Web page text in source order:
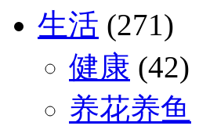
生活 (271)
健康 (42)
养花养鱼